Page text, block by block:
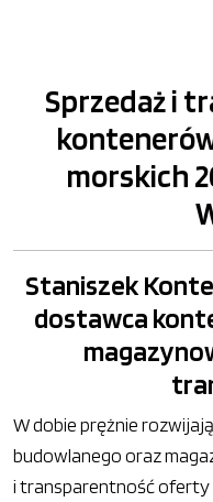
Sprzedaż i
morskich
Staniszek
dostawca
W dobie prężnie
budowlanego oraz
i transparentność oferty